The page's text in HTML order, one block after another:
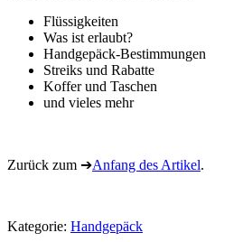
Flüssigkeiten
Was ist erlaubt?
Handgepäck-Bestimmungen
Streiks und Rabatte
Koffer und Taschen
und vieles mehr
Zurück zum ➔Anfang des Artikel.
Kategorie: Handgepäck